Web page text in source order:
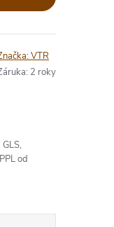
VTR
: 2 roky
od